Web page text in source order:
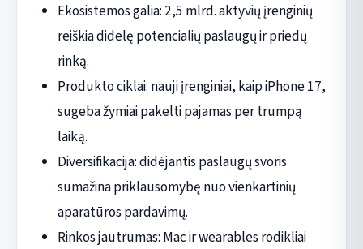
Ekosistemos galia: 2,5 mlrd. aktyvių įrenginių
reiškia didelę potencialių paslaugų ir priedų
rinką.
Produkto ciklai: nauji įrenginiai, kaip iPhone 17,
sugeba žymiai pakelti pajamas per trumpą
laiką.
Diversifikacija: didėjantis paslaugų svoris
sumažina priklausomybę nuo vienkartinių
aparatūros pardavimų.
Rinkos jautrumas: Mac ir wearables rodikliai